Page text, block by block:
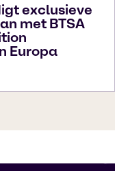
exclusieve
met BTSA
Europa